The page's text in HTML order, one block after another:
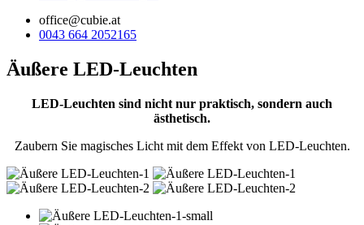
office@cubie.at
0043 664 2052165
Äußere LED-Leuchten
LED-Leuchten sind nicht nur praktisch, sondern auch
ästhetisch.
Zaubern Sie magisches Licht mit dem Effekt von LED-Leuchten.